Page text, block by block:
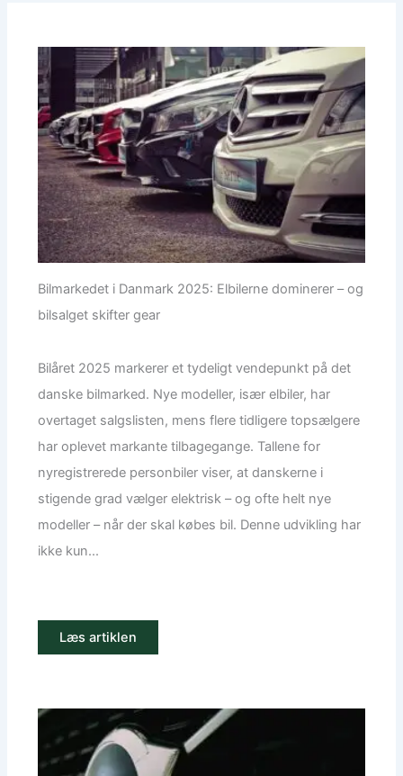
Bilmarkedet i Danmark 2025: Elbilerne dominerer – og
bilsalget skifter gear
Bilåret 2025 markerer et tydeligt vendepunkt på det
danske bilmarked. Nye modeller, især elbiler, har
overtaget salgslisten, mens flere tidligere topsælgere
har oplevet markante tilbagegange. Tallene for
nyregistrerede personbiler viser, at danskerne i
stigende grad vælger elektrisk – og ofte helt nye
modeller – når der skal købes bil. Denne udvikling har
ikke kun...
Læs artiklen